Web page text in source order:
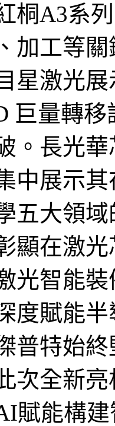
桐A3系
加工等
星激光
巨量轉
。長光
中展示
五大領
顯在激
光智能
度賦能
普特始
次全新
賦能構